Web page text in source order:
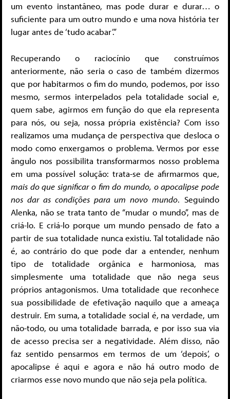
um evento instantâneo, mas pode durar e durar… o
suficiente para um outro mundo e uma nova história ter
lugar antes de ‘tudo acabar’.”
Recuperando o raciocínio que construímos
anteriormente, não seria o caso de também dizermos
que por habitarmos o fim do mundo, podemos, por isso
mesmo, sermos interpelados pela totalidade social e,
quem sabe, agirmos em função do que ela representa
para nós, ou seja, nossa própria existência? Com isso
realizamos uma mudança de perspectiva que desloca o
modo como enxergamos o problema. Vermos por esse
ângulo nos possibilita transformarmos nosso problema
em uma possível solução: trata-se de afirmarmos que,
mais do que significar o fim do mundo, o apocalipse pode
nos dar as condições para um novo mundo. Seguindo
Alenka, não se trata tanto de “mudar o mundo”, mas de
criá-lo. E criá-lo porque um mundo pensado de fato a
partir de sua totalidade nunca existiu. Tal totalidade não
é, ao contrário do que pode dar a entender, nenhum
tipo de totalidade orgânica e harmoniosa, mas
simplesmente uma totalidade que não nega seus
próprios antagonismos. Uma totalidade que reconhece
sua possibilidade de efetivação naquilo que a ameaça
destruir. Em suma, a totalidade social é, na verdade, um
não-todo, ou uma totalidade barrada, e por isso sua via
de acesso precisa ser a negatividade. Além disso, não
faz sentido pensarmos em termos de um ‘depois’, o
apocalipse é aqui e agora e não há outro modo de
criarmos esse novo mundo que não seja pela política.